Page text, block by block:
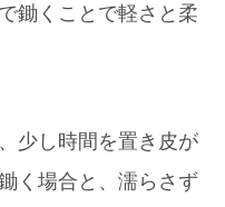
鋤くことで軽さと柔
少し時間を置き皮が
く場合と、濡らさず